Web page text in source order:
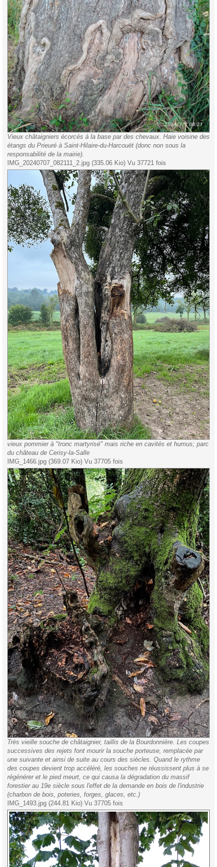
Vieux châtaigniers écorcés à la base par des chevaux. Haie voisine des
étangs du Prieuré à Saint-Hilaire-du-Harcouët (donc non sous la
responsabilité de la mairie).
IMG_20240707_082111_2.jpg (335.06 Kio) Vu 37721 fois
vieux pommier à "tronc martyrisé" mais riche en cavités et humus; parc
du château de Cerisy-la-Salle
IMG_1466.jpg (369.07 Kio) Vu 37705 fois
Très vieille souche de châtaignier, taillis de la Bourdonnière. Les coupes
successives des rejets font mourir la souche porteuse, remplacée par
une suivante et ainsi de suite au cours des siècles. Quand le rythme
des coupes devient trop accéléré, les souches ne réussissent plus à se
régénérer et le pied meurt, ce qui causa la dégradation du massif
forestier au 19e siècle sous l'effet de la demande en bois de l'industrie
(charbon de bois, poteries, forges, glaces, etc.)
IMG_1493.jpg (244.81 Kio) Vu 37705 fois